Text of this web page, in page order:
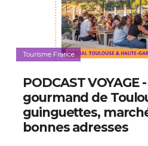
Tourisme France
PODCAST VOYAGE
gourmand de
guinguettes,
bonnes adresses